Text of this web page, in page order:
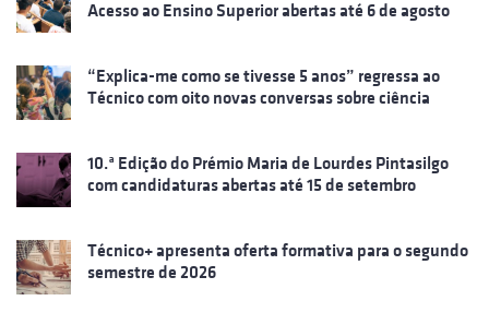
Acesso ao Ensino Superior abertas até 6 de agosto
“Explica-me como se tivesse 5 anos” regressa ao
Técnico com oito novas conversas sobre ciência
10.ª Edição do Prémio Maria de Lourdes Pintasilgo
com candidaturas abertas até 15 de setembro
Técnico+ apresenta oferta formativa para o segundo
semestre de 2026